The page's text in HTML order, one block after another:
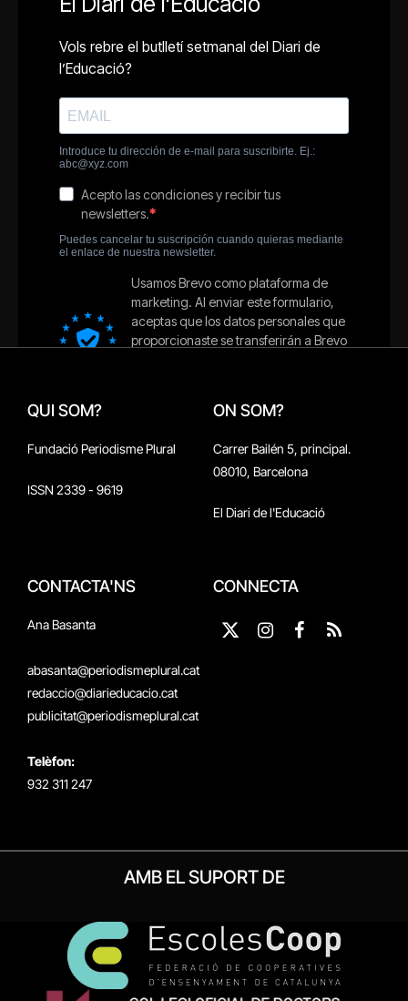
QUI SOM?
Fundació Periodisme Plural
ISSN 2339 - 9619
ON SOM?
Carrer Bailén 5, principal.
08010, Barcelona
El Diari de l'Educació
CONTACTA'NS
Ana Basanta
abasanta@periodismeplural.cat
redaccio@diarieducacio.cat
publicitat@periodismeplural.cat
Telèfon:
932 311 247
CONNECTA
X
Instagram
Facebook
RSS
AMB EL SUPORT DE